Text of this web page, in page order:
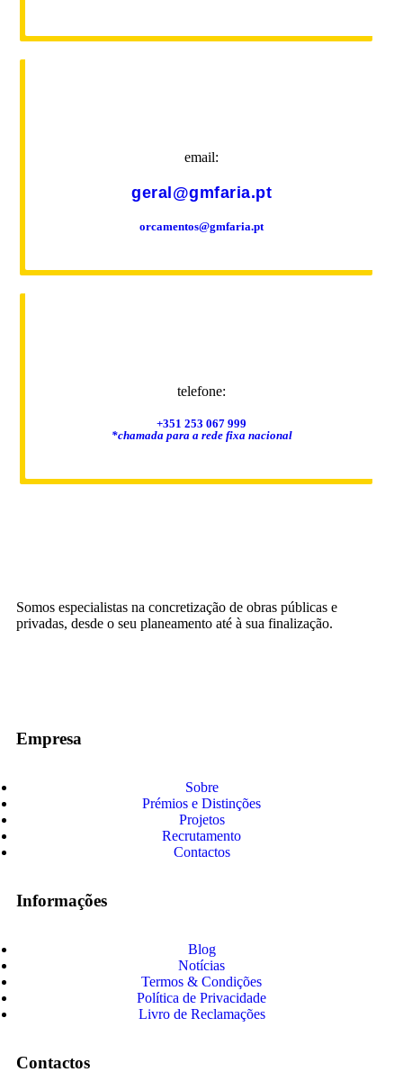
email:
geral@gmfaria.pt
orcamentos@gmfaria.pt
telefone:
+351 253 067 999
*chamada para a rede fixa nacional
Somos especialistas na concretização de obras públicas e
privadas, desde o seu planeamento até à sua finalização.
Empresa
Sobre
Prémios e Distinções
Projetos
Recrutamento
Contactos
Informações
Blog
Notícias
Termos & Condições
Política de Privacidade
Livro de Reclamações
Contactos